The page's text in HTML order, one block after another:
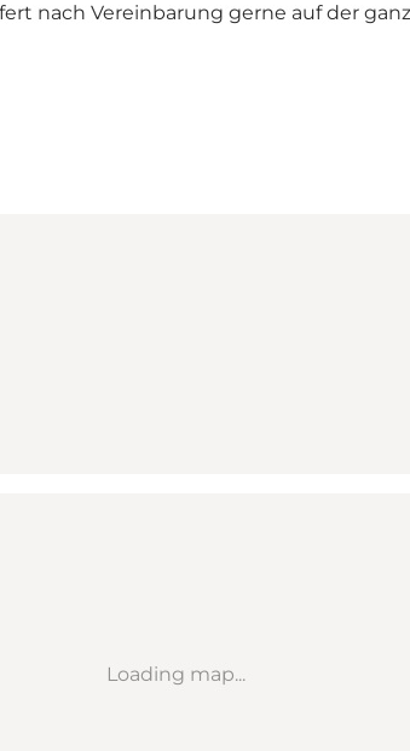
nach Vereinbarung gerne auf der
Loading map...